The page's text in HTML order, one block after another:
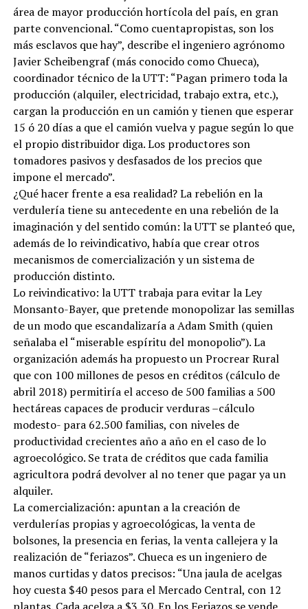
área de mayor producción hortícola del país, en gran
parte convencional. “Como cuentapropistas, son los
más esclavos que hay”, describe el ingeniero agrónomo
Javier Scheibengraf (más conocido como Chueca),
coordinador técnico de la UTT: “Pagan primero toda la
producción (alquiler, electricidad, trabajo extra, etc.),
cargan la producción en un camión y tienen que esperar
15 ó 20 días a que el camión vuelva y pague según lo que
el propio distribuidor diga. Los productores son
tomadores pasivos y desfasados de los precios que
impone el mercado”.
¿Qué hacer frente a esa realidad? La rebelión en la
verdulería tiene su antecedente en una rebelión de la
imaginación y del sentido común: la UTT se planteó que,
además de lo reivindicativo, había que crear otros
mecanismos de comercialización y un sistema de
producción distinto.
Lo reivindicativo: la UTT trabaja para evitar la Ley
Monsanto-Bayer, que pretende monopolizar las semillas
de un modo que escandalizaría a Adam Smith (quien
señalaba el “miserable espíritu del monopolio”). La
organización además ha propuesto un Procrear Rural
que con 100 millones de pesos en créditos (cálculo de
abril 2018) permitiría el acceso de 500 familias a 500
hectáreas capaces de producir verduras –cálculo
modesto- para 62.500 familias, con niveles de
productividad crecientes año a año en el caso de lo
agroecológico. Se trata de créditos que cada familia
agricultora podrá devolver al no tener que pagar ya un
alquiler.
La comercialización: apuntan a la creación de
verdulerías propias y agroecológicas, la venta de
bolsones, la presencia en ferias, la venta callejera y la
realización de “feriazos”. Chueca es un ingeniero de
manos curtidas y datos precisos: “Una jaula de acelgas
hoy cuesta $40 pesos para el Mercado Central, con 12